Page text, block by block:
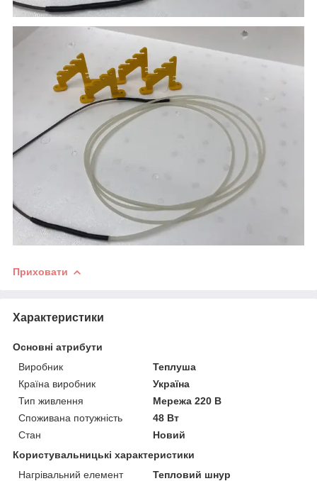
Приховати
Характеристики
Основні атрибути
Виробник
Теплуша
Країна виробник
Україна
Тип живлення
Мережа 220 В
Споживана потужність
48 Вт
Стан
Новий
Користувальницькі характеристики
Нагрівальний елемент
Тепловий шнур